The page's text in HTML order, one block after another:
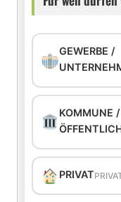
GEWERBE /
KOMMUNE /
PRIVAT